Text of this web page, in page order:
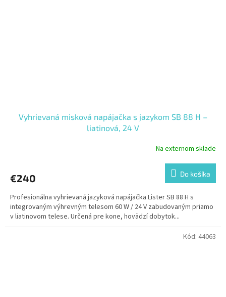
Vyhrievaná misková napájačka s jazykom SB 88 H –
liatinová, 24 V
Na externom sklade
€240 Do košíka
Profesionálna vyhrievaná jazyková napájačka Lister SB 88 H s
integrovaným výhrevným telesom 60 W / 24 V zabudovaným priamo
v liatinovom telese. Určená pre kone, hovädzí dobytok...
Kód: 44063